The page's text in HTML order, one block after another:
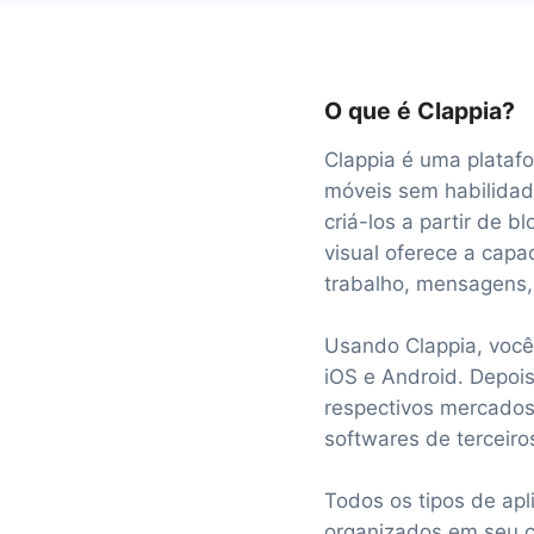
O que é Clappia?
Clappia é uma
móveis sem
criá-los a partir de
visual oferece a
trabalho,
Usando Clappia,
iOS e Android.
respectivos
softwares de
Todos os tipos de